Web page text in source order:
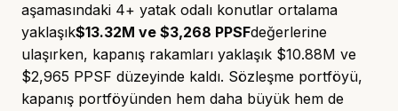
aşamasındaki 4+ yatak odalı konutlar ortalama
yaklaşık$13.32M ve $3,268 PPSFdeğerlerine
ulaşırken, kapanış rakamları yaklaşık $10.88M ve
$2,965 PPSF düzeyinde kaldı. Sözleşme portföyü,
kapanış portföyünden hem daha büyük hem de